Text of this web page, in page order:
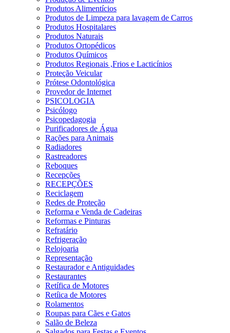
Produtos Alimentícios
Produtos de Limpeza para lavagem de Carros
Produtos Hospitalares
Produtos Naturais
Produtos Ortopédicos
Produtos Químicos
Produtos Regionais ,Frios e Lacticínios
Proteção Veicular
Prótese Odontológica
Provedor de Internet
PSICOLOGIA
Psicólogo
Psicopedagogia
Purificadores de Água
Rações para Animais
Radiadores
Rastreadores
Reboques
Recepções
RECEPÇÕES
Reciclagem
Redes de Proteção
Reforma e Venda de Cadeiras
Reformas e Pinturas
Refratário
Refrigeração
Relojoaria
Representação
Restaurador e Antiguidades
Restaurantes
Retífica de Motores
Retíica de Motores
Rolamentos
Roupas para Cães e Gatos
Salão de Beleza